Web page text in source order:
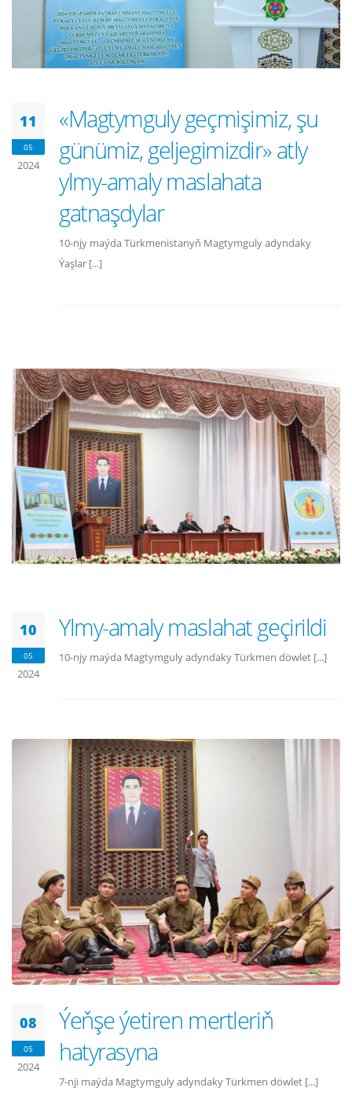
11
05
2024
«Magtymguly geçmişimiz, şu
günümiz, geljegimizdir» atly
ylmy-amaly maslahata
gatnaşdylar
10-njy maýda Türkmenistanyň Magtymguly adyndaky
Ýaşlar [...]
10
05
2024
Ylmy-amaly maslahat geçirildi
10-njy maýda Magtymguly adyndaky Türkmen döwlet [...]
08
05
2024
Ýeňşe ýetiren mertleriň
hatyrasyna
7-nji maýda Magtymguly adyndaky Türkmen döwlet [...]